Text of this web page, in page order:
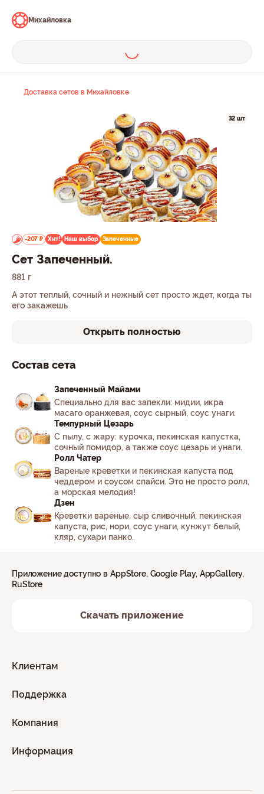
Михайловка
Доставка сетов в Михайловке
32 шт
-207 ₽ Хит! Наш выбор Запеченные
Сет Запеченный.
881 г
А этот теплый, сочный и нежный сет просто ждет, когда ты
его закажешь
Открыть полностью
Состав сета
Запеченный Майами
Специально для вас запекли: мидии, икра
масаго оранжевая, соус сырный, соус унаги.
Темпурный Цезарь
С пылу, с жару: курочка, пекинская капустка,
сочный помидор, а также соус цезарь и унаги.
Ролл Чатер
Вареные креветки и пекинская капуста под
чеддером и соусом спайси. Это не просто ролл,
а морская мелодия!
Дзен
Креветки вареные, сыр сливочный, пекинская
капуста, рис, нори, соус унаги, кунжут белый,
кляр, сухари панко.
Клиентам
Поддержка
Компания
Информация
Приложение доступно в AppStore, Google Play, AppGallery,
RuStore
Скачать приложение